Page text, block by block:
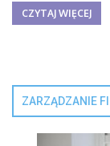
CZYTAJ WIĘCEJ
ZARZĄDZANIE